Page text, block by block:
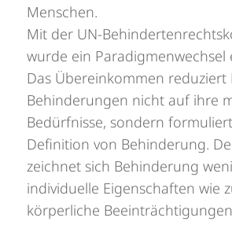
Menschen.
Mit der UN-
wurde ein Paradigmenwechsel
Das Übereinkommen
Behinderungen nicht auf ihre
Bedürfnisse, sondern formuliert
Definition von Behinderung.
zeichnet sich Behinderung
individuelle Eigenschaften wie
körperliche